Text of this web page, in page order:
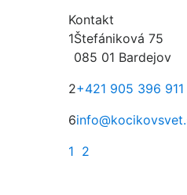
Kontakt
1Štefániková 75
085 01 Bardejov
2+421 905 396 911
6
1 2